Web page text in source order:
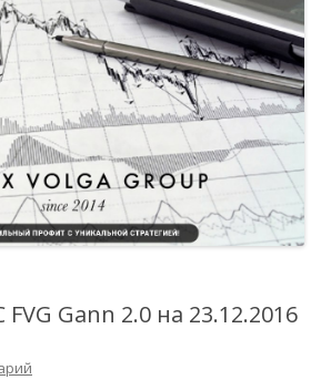
Gann 2.0 на 23.12.2016